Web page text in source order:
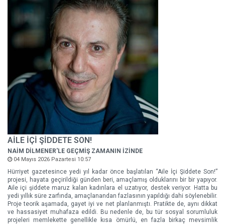
AİLE İÇİ ŞİDDETE SON!
NAİM DİLMENER'LE GEÇMİŞ ZAMANIN İZİNDE
04 Mayıs 2026 Pazartesi 10:57
Hürriyet gazetesince yedi yıl kadar önce başlatılan “Aile İçi Şiddete Son!”
projesi, hayata geçirildiği günden beri, amaçlamış olduklarını bir bir yapıyor.
Aile içi şiddete maruz kalan kadınlara el uzatıyor, destek veriyor. Hatta bu
yedi yıllık süre zarfında, amaçlanandan fazlasının yapıldığı dahi söylenebilir.
Proje teorik aşamada, gayet iyi ve net planlanmıştı. Pratikte de, aynı dikkat
ve hassasiyet muhafaza edildi. Bu nedenle de, bu tür sosyal sorumluluk
projeleri memlekette genellikle kısa ömürlü, en fazla birkaç mevsimlik